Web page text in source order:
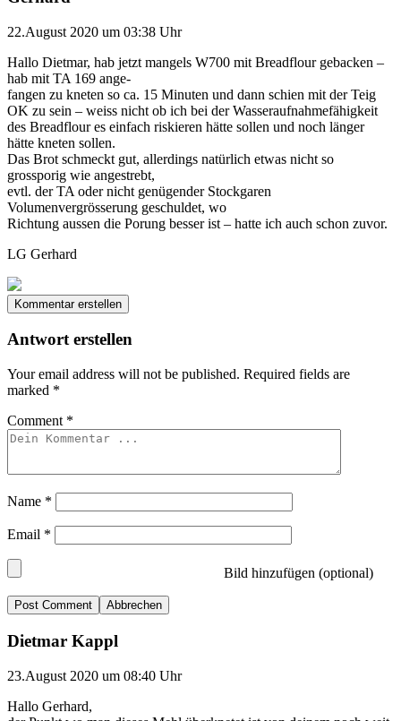
22.August 2020 um 03:38 Uhr
Hallo Dietmar, hab jetzt mangels W700 mit Breadflour gebacken –
hab mit TA 169 ange-
fangen zu kneten so ca. 15 Minuten und dann schien mit der Teig
OK zu sein – weiss nicht ob ich bei der Wasseraufnahmefähigkeit
des Breadflour es einfach riskieren hätte sollen und noch länger
hätte kneten sollen.
Das Brot schmeckt gut, allerdings natürlich etwas nicht so
grossporig wie angestrebt,
evtl. der TA oder nicht genügender Stockgaren
Volumenvergrösserung geschuldet, wo
Richtung aussen die Porung besser ist – hatte ich auch schon zuvor.
LG Gerhard
Kommentar erstellen
Antwort erstellen
Your email address will not be published. Required fields are
marked *
Comment *
Name *
Email *
Bild hinzufügen (optional)
Abbrechen
Dietmar Kappl
23.August 2020 um 08:40 Uhr
Hallo Gerhard,